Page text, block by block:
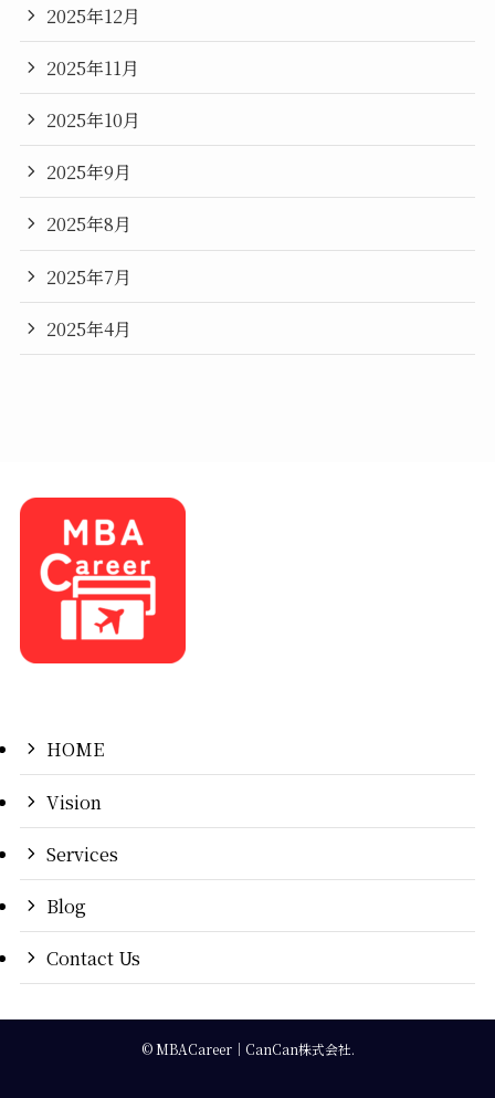
2025年12月
2025年11月
2025年10月
2025年9月
2025年8月
2025年7月
2025年4月
HOME
Vision
Services
Blog
Contact Us
©MBACareer｜CanCan株式会社.